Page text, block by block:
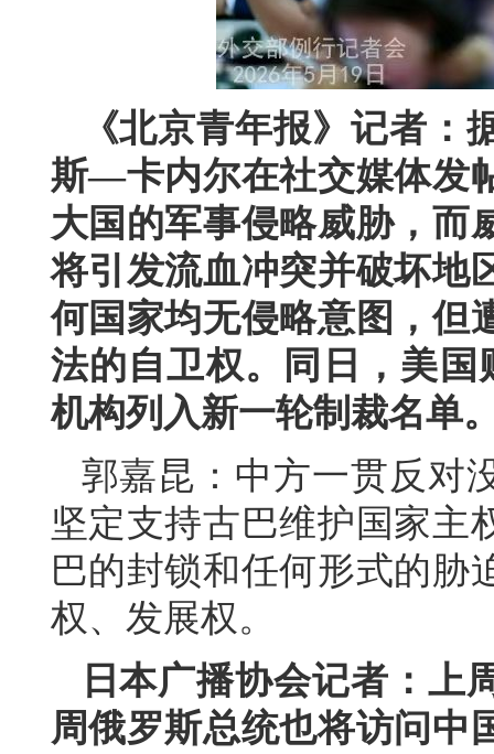
《北京青年报》记者：
斯—卡内尔在社交媒体发
大国的军事侵略威胁，而
将引发流血冲突并破坏地
何国家均无侵略意图，但
法的自卫权。同日，美
机构列入新一轮制裁名单
郭嘉昆：中方一贯反对
坚定支持古巴维护国家主
巴的封锁和任何形式的胁
权、发展权。
日本广播协会记者：上
周俄罗斯总统也将访问中